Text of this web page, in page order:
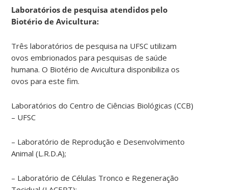
Laboratórios de pesquisa atendidos pelo
Biotério de Avicultura:
Três laboratórios de pesquisa na UFSC utilizam
ovos embrionados para pesquisas de saúde
humana. O Biotério de Avicultura disponibiliza os
ovos para este fim.
Laboratórios do Centro de Ciências Biológicas (CCB)
– UFSC
– Laboratório de Reprodução e Desenvolvimento
Animal (L.R.D.A);
– Laboratório de Células Tronco e Regeneração